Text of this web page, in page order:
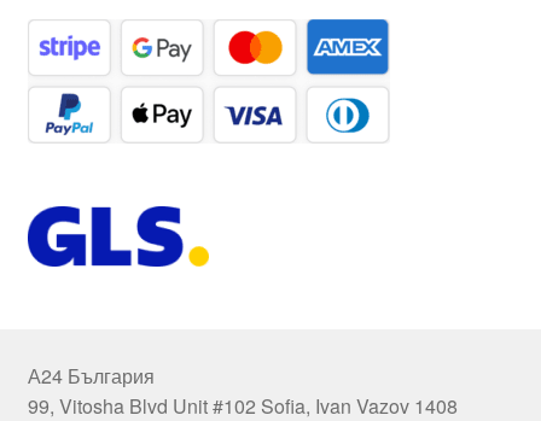
А24 България
99, Vitosha Blvd Unit #102 Sofia, Ivan Vazov 1408